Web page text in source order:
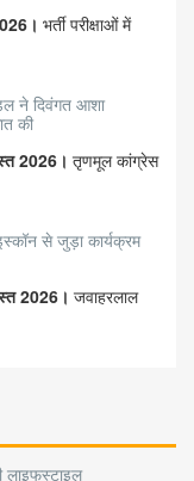
भर्ती परीक्षाओं में
ने दिवंगत आशा
की
2026। तृणमूल कांग्रेस
से जुड़ा कार्यक्रम
2026। जवाहरलाल
लाइफस्टाइल